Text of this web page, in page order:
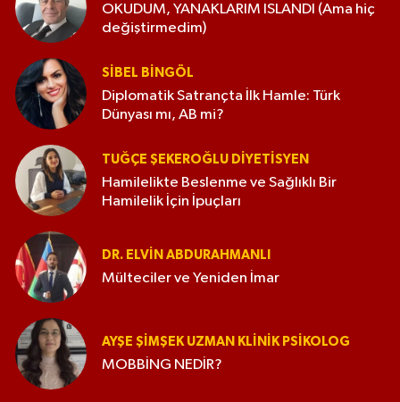
OKUDUM, YANAKLARIM ISLANDI (Ama hiç
değiştirmedim)
SIBEL BINGÖL
Diplomatik Satrançta İlk Hamle: Türk
Dünyası mı, AB mi?
TUĞÇE ŞEKEROĞLU DIYETISYEN
Hamilelikte Beslenme ve Sağlıklı Bir
Hamilelik İçin İpuçları
DR. ELVIN ABDURAHMANLI
Mülteciler ve Yeniden İmar
AYŞE ŞIMŞEK UZMAN KLINIK PSIKOLOG
MOBBİNG NEDİR?